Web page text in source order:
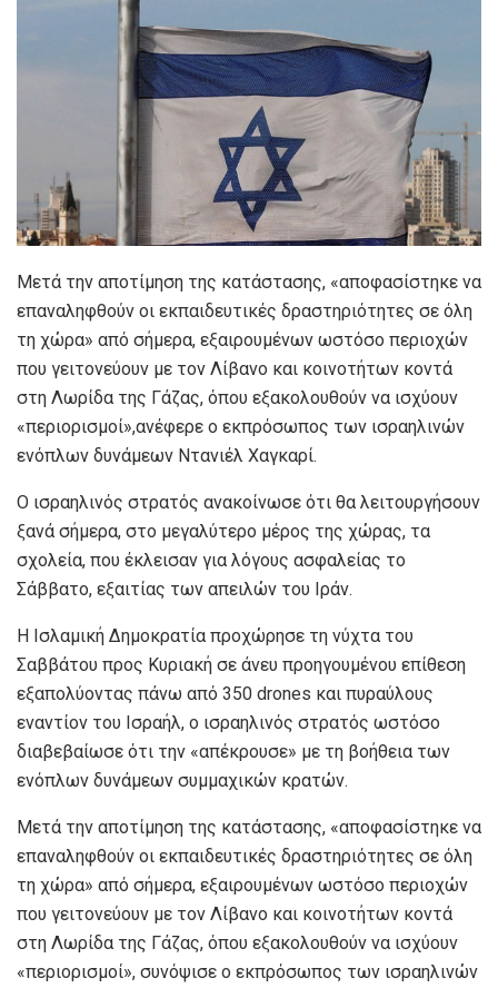
Μετά την αποτίμηση της κατάστασης, «αποφασίστηκε να
επαναληφθούν οι εκπαιδευτικές δραστηριότητες σε όλη
τη χώρα» από σήμερα, εξαιρουμένων ωστόσο περιοχών
που γειτονεύουν με τον Λίβανο και κοινοτήτων κοντά
στη Λωρίδα της Γάζας, όπου εξακολουθούν να ισχύουν
«περιορισμοί»,ανέφερε ο εκπρόσωπος των ισραηλινών
ενόπλων δυνάμεων Ντανιέλ Χαγκαρί.
Ο ισραηλινός στρατός ανακοίνωσε ότι θα λειτουργήσουν
ξανά σήμερα, στο μεγαλύτερο μέρος της χώρας, τα
σχολεία, που έκλεισαν για λόγους ασφαλείας το
Σάββατο, εξαιτίας των απειλών του Ιράν.
Η Ισλαμική Δημοκρατία προχώρησε τη νύχτα του
Σαββάτου προς Κυριακή σε άνευ προηγουμένου επίθεση
εξαπολύοντας πάνω από 350 drones και πυραύλους
εναντίον του Ισραήλ, ο ισραηλινός στρατός ωστόσο
διαβεβαίωσε ότι την «απέκρουσε» με τη βοήθεια των
ενόπλων δυνάμεων συμμαχικών κρατών.
Μετά την αποτίμηση της κατάστασης, «αποφασίστηκε να
επαναληφθούν οι εκπαιδευτικές δραστηριότητες σε όλη
τη χώρα» από σήμερα, εξαιρουμένων ωστόσο περιοχών
που γειτονεύουν με τον Λίβανο και κοινοτήτων κοντά
στη Λωρίδα της Γάζας, όπου εξακολουθούν να ισχύουν
«περιορισμοί», συνόψισε ο εκπρόσωπος των ισραηλινών